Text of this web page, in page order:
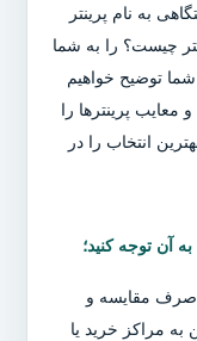
به نام پرینتر
چیست؟ را به شما
شما توضیح خواهیم
معایب پرینترها را
انتخاب را در
آن توجه کنید؛
صرف مقایسه و
مراکز خرید یا